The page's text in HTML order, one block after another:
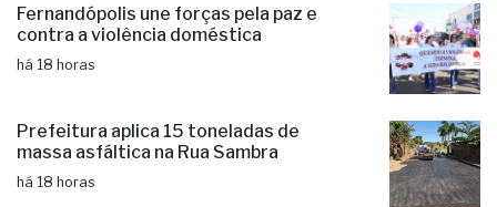
Fernandópolis une forças pela paz e
contra a violência doméstica
há 18 horas
Prefeitura aplica 15 toneladas de
massa asfáltica na Rua Sambra
há 18 horas